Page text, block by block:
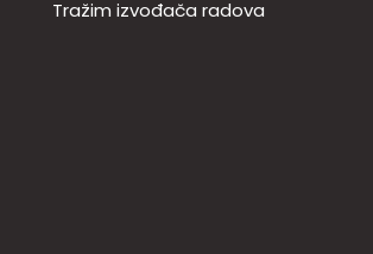
Tražim izvođača radova